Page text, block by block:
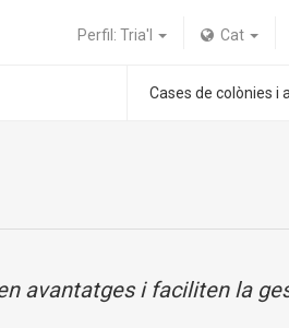
Cat
Perfil: Tria'l
Cases de colònies i
avantatges i faciliten la